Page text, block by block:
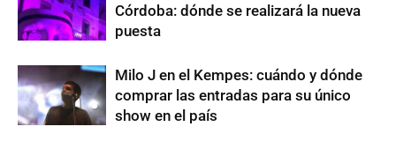
Córdoba: dónde se realizará la nueva
puesta
Milo J en el Kempes: cuándo y dónde
comprar las entradas para su único
show en el país